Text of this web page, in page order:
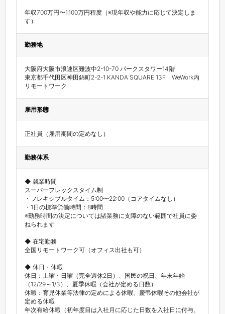
年収700万円〜1,100万円程度（※現年収や能力に応じて決定しま
す）
勤務地
大阪府大阪市浪速区難波中2-10-70 パークスタワー14階
東京都千代田区神田錦町2-2-1 KANDA SQUARE 13F　WeWork内
リモートワーク
雇用形態
正社員（雇用期間の定めなし）
勤務体系
◆ 就業時間
スーパーフレックスタイム制
・フレキシブルタイム：5:00〜22:00（コアタイムなし）
・1日の標準労働時間：8時間
※勤務時間の決定については諸業務に支障のない範囲で社員に委
ねられます
◆ 在宅勤務
全国リモートワーク可（オフィス出社も可）
◆ 休日・休暇
休日：土曜・日曜（完全週休2日）、国民の祝日、年末年始
（12/29～1/3）、夏季休暇（会社が定める日数）
休暇：育児休業等法律の定めによる休暇、慶弔休暇その他会社が
定める休暇
年次有給休暇（初年度目は入社月に応じた日数を入社日に付与、